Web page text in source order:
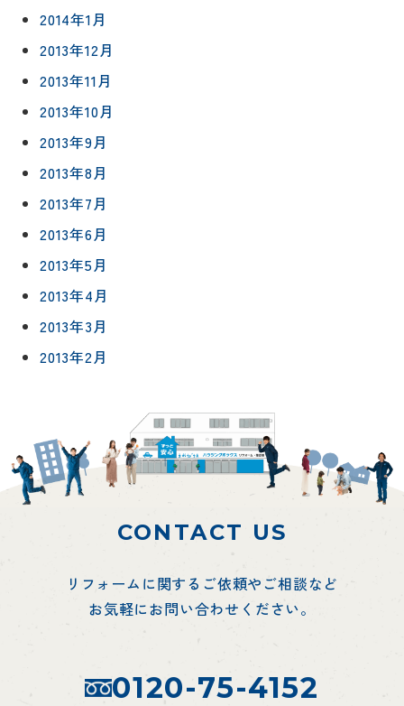
2014年1月
2013年12月
2013年11月
2013年10月
2013年9月
2013年8月
2013年7月
2013年6月
2013年5月
2013年4月
2013年3月
2013年2月
CONTACT US
リフォームに関するご依頼やご相談など
お気軽にお問い合わせください。
0120-75-4152